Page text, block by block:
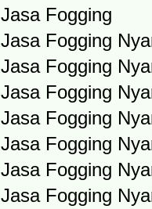
Jasa Fogging
Jasa Fogging
Jasa Fogging
Jasa Fogging
Jasa Fogging
Jasa Fogging
Jasa Fogging
Jasa Fogging